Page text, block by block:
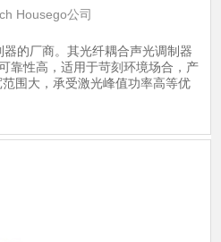
Housego公司
的厂商。其光纤耦合声光调制器
靠性高，适用于苛刻环境场合，产
围大，承受激光峰值功率高等优